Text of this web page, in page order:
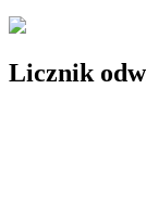
Licznik